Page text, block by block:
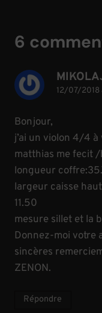
6
12/07/2018
Bonjour,
j’ai un violon 4/4
matthias me fecit
longueur
largeur caisse
11.50
mesure sillet et la
Donnez-moi votre
sincères
ZENON.
Répondre